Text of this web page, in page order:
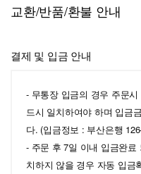
교환/반품/환불 안내
결제 및 입금 안내
- 무통장 입금의 경우 주문
드시 일치하여야 하며 입금
다. (입금정보 : 부산은행
- 주문 후 7일 이내 입금완
치하지 않을 경우 자동 입금